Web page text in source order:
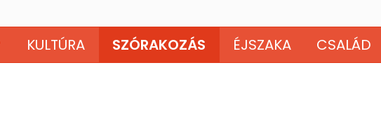
KULTÚRA SZÓRAKOZÁS ÉJSZAKA CSALÁD